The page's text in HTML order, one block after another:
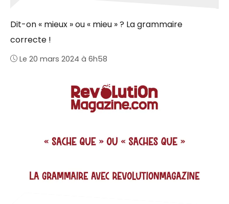
Dit-on « mieux » ou « mieu » ? La grammaire
correcte !
Le 20 mars 2024 à 6h58